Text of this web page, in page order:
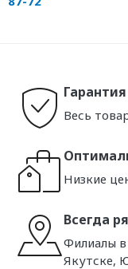
Весь
Низкие
Всегда
Филиалы в
Якутске,